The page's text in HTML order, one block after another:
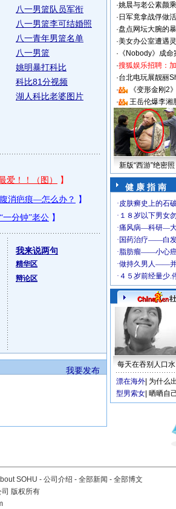
八一男篮队员军衔
八一男篮李可结婚照
八一青年男篮名单
八一男篮
姚明暴打科比
科比81分视频
湖人科比老婆图片
我来说两句
精华区
辩论区
我要发布
·姚晨与老公素颜
· 日军竟拿战俘做
·盘点网坛大腕的
·美女办公室遭遇
· 《Nobody》成
·搜狐娱乐招聘：
·台北电玩展靓丽
·
《变形金刚2
·
王岳伦爆李湘
新版“西游”绝密照
健 康 指 南
每天在吞别人口水
漂在海外 为什么
型男索女 晒晒自
SOHU - 公司介绍 - 全部新闻 - 全部博文
版权所有